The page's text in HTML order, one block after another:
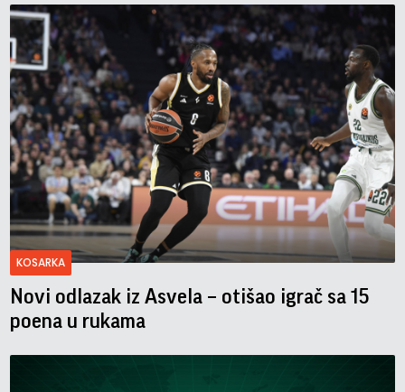
KOSARKA
Novi odlazak iz Asvela – otišao igrač sa 15
poena u rukama